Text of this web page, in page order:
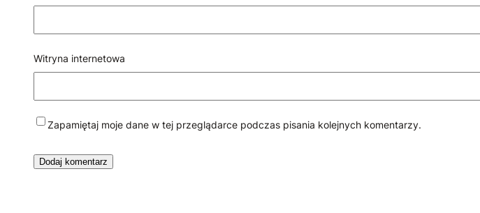
Witryna internetowa
Zapamiętaj moje dane w tej przeglądarce podczas pisania kolejnych komentarzy.